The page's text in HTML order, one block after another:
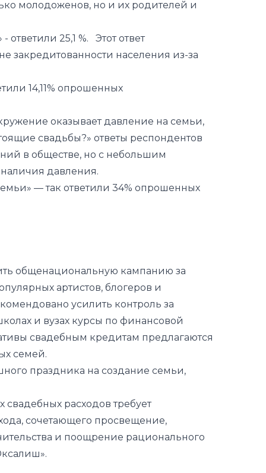
закредитованности населения из-за
14,11% опрошенных
свадьбы?» ответы респондентов
давления.
— так ответили 34% опрошенных
и вузах курсы по финансовой
свадебным кредитам предлагаются
семей.
праздника на создание семьи,
расходов требует
сочетающего просвещение,